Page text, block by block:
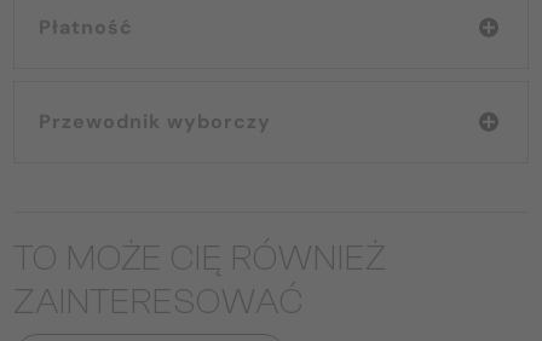
Płatność
Przewodnik wyborczy
TO MOŻE CIĘ RÓWNIEŻ
ZAINTERESOWAĆ